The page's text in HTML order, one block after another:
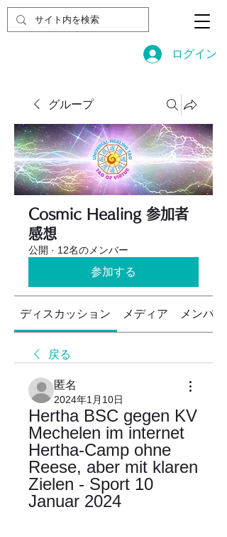
ログイン
グループ
Cosmic Healing 参加者
感想
公開 · 12名のメンバー
参加する
ディスカッション メディア メンバー
戻る
匿名
2024年1月10日
Hertha BSC gegen KV
Mechelen im internet
Hertha-Camp ohne
Reese, aber mit klaren
Zielen - Sport 10
Januar 2024